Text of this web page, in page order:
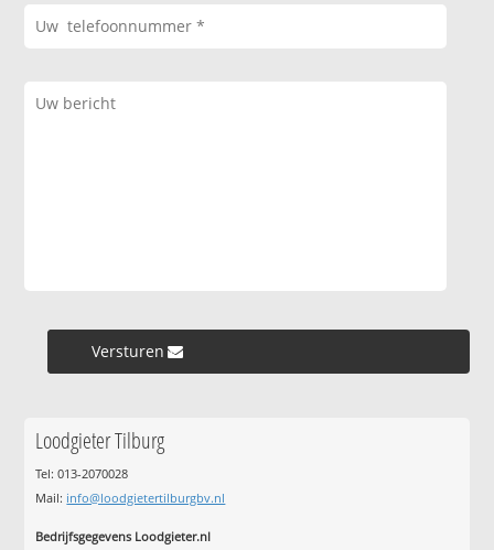
Versturen »
Loodgieter Tilburg
Tel: 013-2070028
Mail: info@loodgietertilburgbv.nl
Bedrijfsgegevens Loodgieter.nl